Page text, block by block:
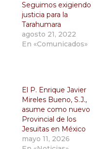
Seguimos exigiendo
justicia para la
Tarahumara
agosto 21, 2022
En «Comunicados»
El P. Enrique Javier
Mireles Bueno, S.J.,
asume como nuevo
Provincial de los
Jesuitas en México
mayo 11, 2026